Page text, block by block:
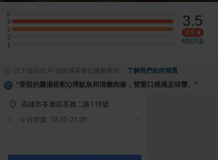
5
5 星：0 則評論
4
4 星：1 則評論
3
3 星：1 則評論
2
2 星：0 則評論
1
1 星：0 則評論
3.5
3.5
4則評論
以下資訊由 AI 從部落客食記彙整整理 了解我們如何精選
“香甜的羹湯搭配Q彈魷魚和滑嫩肉條，雙重口感滿足味蕾。 ”
高雄市苓雅區苓雅二路110號
今日營業: 10:30-21:00